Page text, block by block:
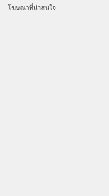
โฆษณาที่น่าสนใจ